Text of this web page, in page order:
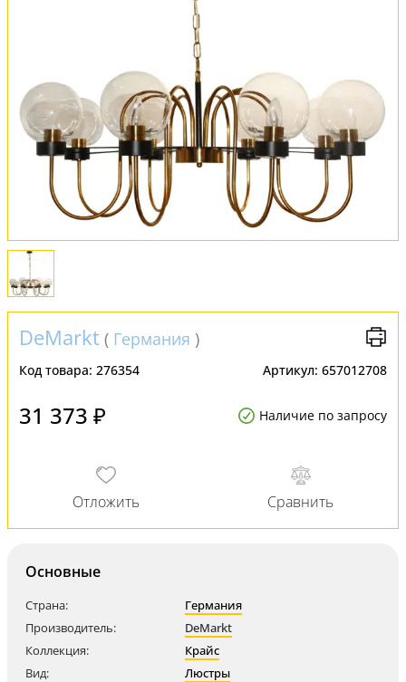
FAQ
Отзывы
DeMarkt ( Германия )
Код товара: 276354 Артикул: 657012708
31 373 ₽ Наличие по запросу
Основные
Страна:
Германия
Производитель:
DeMarkt
Коллекция:
Крайс
Вид:
Люстры